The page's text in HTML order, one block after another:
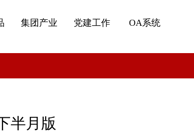
集团产业 党建工作 OA系统
半月版